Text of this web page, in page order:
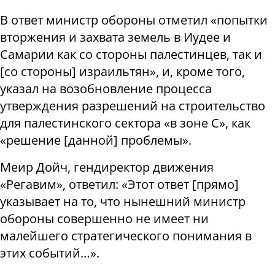
В ответ министр обороны отметил «попытки
вторжения и захвата земель в Иудее и
Самарии как со стороны палестинцев, так и
[со стороны] израильтян», и, кроме того,
указал на возобновление процесса
утверждения разрешений на строительство
для палестинского сектора «в зоне C», как
«решение [данной] проблемы».
Меир Дойч, гендиректор движения
«Регавим», ответил: «Этот ответ [прямо]
указывает на то, что нынешний министр
обороны совершенно не имеет ни
малейшего стратегического понимания в
этих событий…».